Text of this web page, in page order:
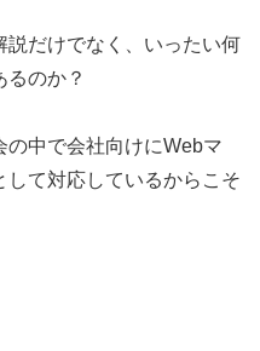
説だけでなく、いったい何
のか？
中で会社向けにWebマ
て対応しているからこそ